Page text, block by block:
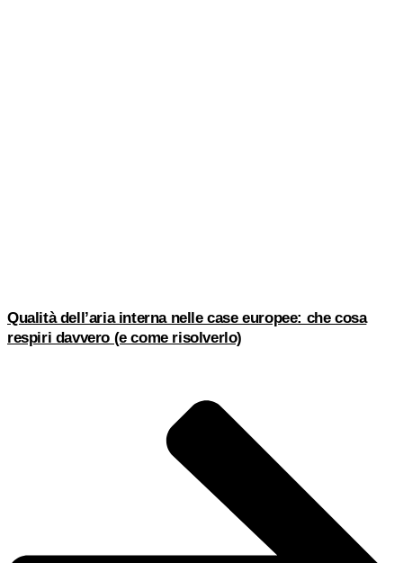
Qualità dell’aria interna nelle case europee: che cosa
respiri davvero (e come risolverlo)